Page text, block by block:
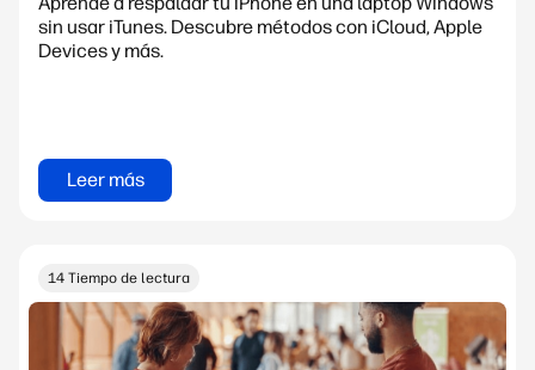
sin usar iTunes. Descubre métodos con iCloud, Apple
Devices y más.
Leer más
14 Tiempo de lectura